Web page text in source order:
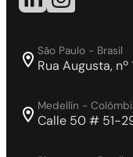
São Paulo - Brasil
Rua Augusta,
Medellín -
Calle 50 # 51-